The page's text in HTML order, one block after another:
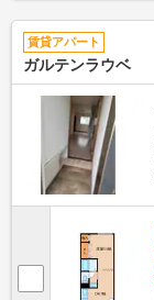
賃貸アパート
ガルテンラウベ